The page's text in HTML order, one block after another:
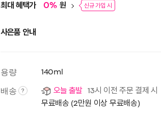
최대 혜택가 0% 원 신규 가입 시
사은품 안내
용량 140ml
배송 ? 오늘 출발
13시 이전 주문 결제 시
무료배송 (2만원 이상 무료배송)